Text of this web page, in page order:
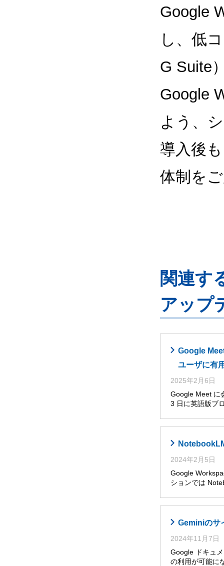
Google
し、低
G Suite
Google
よう、
導入後
体制を
関連す
アップ
Google
ユーザに有
2025年2月6日
Google Meet に
3 日に英語版ブ
2024年2月5日
Google
ションでは
Geminiのサ
2024年11月7日
Google ドキュ
の利用が可能に